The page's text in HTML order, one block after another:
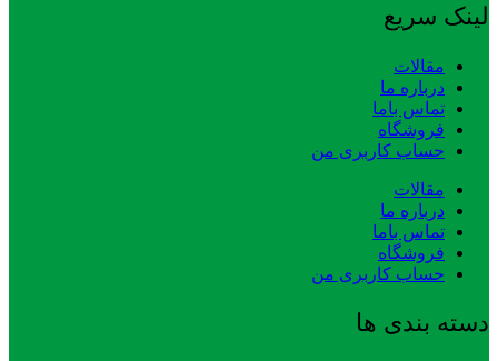
لینک سریع
مقالات
درباره ما
تماس باما
فروشگاه
حساب کاربری من
مقالات
درباره ما
تماس باما
فروشگاه
حساب کاربری من
دسته بندی ها